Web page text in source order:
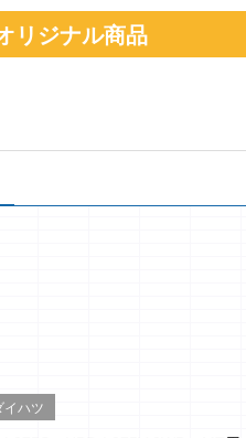
リジナル商品
イハツ